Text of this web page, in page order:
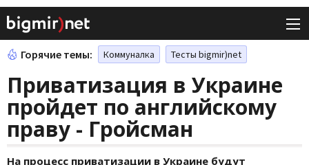
Горячие темы: Коммуналка Тесты bigmir)net
Приватизация в Украине
пройдет по английскому
праву - Гройсман
На процесс приватизации в Украине будут